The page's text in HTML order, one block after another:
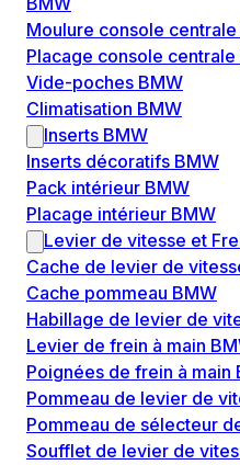
Moulure console centrale
Placage console centrale
Vide-poches BMW
Climatisation BMW
Inserts BMW
Inserts décoratifs BMW
Pack intérieur BMW
Placage intérieur BMW
Levier de vitesse et
Cache de levier de
Cache pommeau BMW
Habillage de levier de
Levier de frein à main
Poignées de frein à main
Pommeau de levier de
Pommeau de sélecteur
Soufflet de levier de